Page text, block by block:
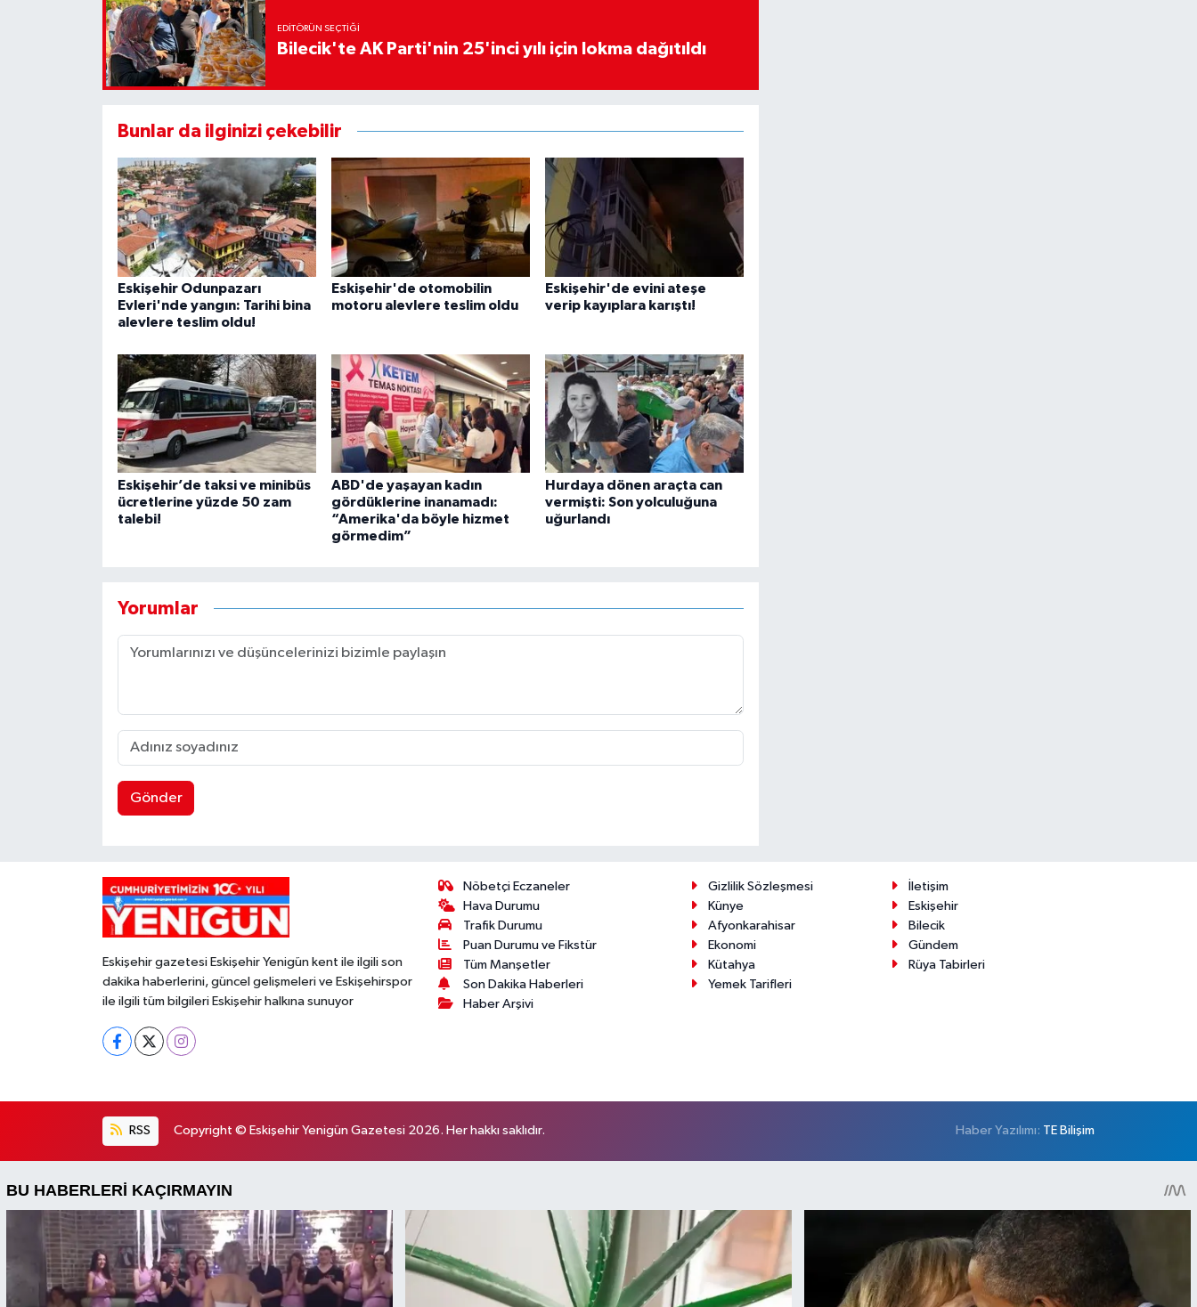
EDITÖRÜN SEÇTIĞI
Bilecik'te AK Parti'nin 25'inci yılı için lokma dağıtıldı
Bunlar da ilginizi çekebilir
Eskişehir Odunpazarı
Evleri'nde yangın: Tarihi bina
alevlere teslim oldu!
Eskişehir'de otomobilin
motoru alevlere teslim oldu
Eskişehir'de evini ateşe
verip kayıplara karıştı!
Eskişehir’de taksi ve minibüs
ücretlerine yüzde 50 zam
talebi!
ABD'de yaşayan kadın
gördüklerine inanamadı:
“Amerika'da böyle hizmet
görmedim”
Hurdaya dönen araçta can
vermişti: Son yolculuğuna
uğurlandı
Yorumlar
Gönder
Eskişehir gazetesi Eskişehir Yenigün kent ile ilgili son
dakika haberlerini, güncel gelişmeleri ve Eskişehirspor
ile ilgili tüm bilgileri Eskişehir halkına sunuyor
Nöbetçi Eczaneler
Hava Durumu
Trafik Durumu
Puan Durumu ve Fikstür
Tüm Manşetler
Son Dakika Haberleri
Haber Arşivi
Gizlilik Sözleşmesi
İletişim
Künye
Eskişehir
Afyonkarahisar
Bilecik
Ekonomi
Gündem
Kütahya
Rüya Tabirleri
Yemek Tarifleri
RSS Copyright © Eskişehir Yenigün Gazetesi 2026. Her hakkı saklıdır. Haber Yazılımı: TE Bilişim